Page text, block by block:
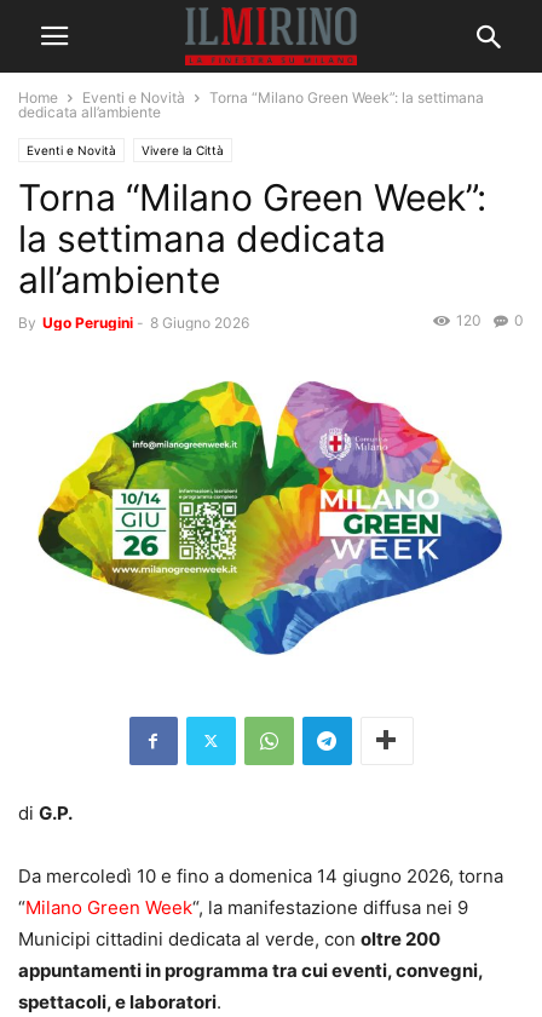
Home Eventi e Novità
Torna “Milano Green Week”: la settimana
dedicata all’ambiente
Eventi e Novità Vivere la Città
Torna “Milano Green Week”:
la settimana dedicata
all’ambiente
By Ugo Perugini - 8 Giugno 2026 0
120
di G.P.
Da mercoledì 10 e fino a domenica 14 giugno 2026, torna
“Milano Green Week“, la manifestazione diffusa nei 9
Municipi cittadini dedicata al verde, con oltre 200
appuntamenti in programma tra cui eventi, convegni,
spettacoli, e laboratori.